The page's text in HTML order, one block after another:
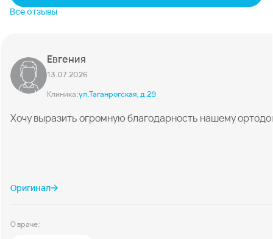
Все отзывы
Евгения
13.07.2026
Клиника:ул.Таганрогская, д.29
Хочу выразить огромную благодарность нашему
Оригинал
О враче: